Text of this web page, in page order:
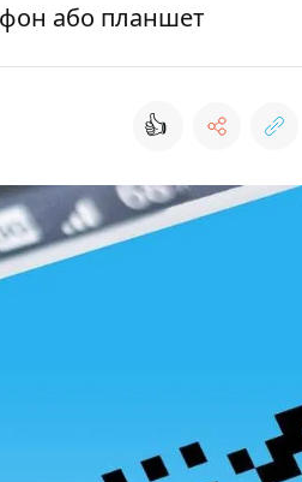
або планшет
👍